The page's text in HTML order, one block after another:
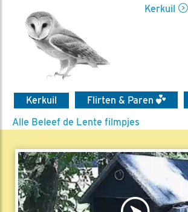
Kerkuil
Kerkuil Flirten & Paren
Alle Beleef de Lente filmpjes